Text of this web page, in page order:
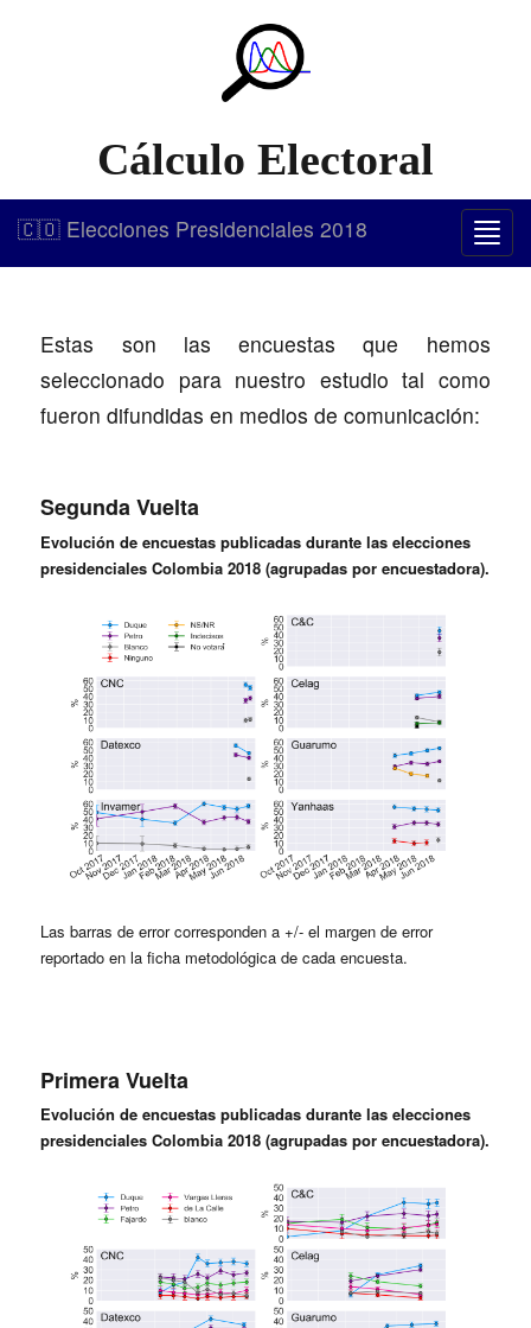
Cálculo Electoral
🇨🇴 Elecciones Presidenciales 2018
Estas son las encuestas que hemos
seleccionado para nuestro estudio tal como
fueron difundidas en medios de comunicación:
Segunda Vuelta
Evolución de encuestas publicadas durante las elecciones
presidenciales Colombia 2018 (agrupadas por encuestadora).
Las barras de error corresponden a +/- el margen de error
reportado en la ficha metodológica de cada encuesta.
Primera Vuelta
Evolución de encuestas publicadas durante las elecciones
presidenciales Colombia 2018 (agrupadas por encuestadora).